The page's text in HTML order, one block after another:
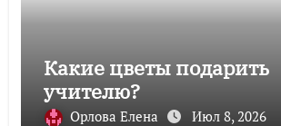
Какие цветы подарить
учителю?
Орлова Елена Июл 8, 2026